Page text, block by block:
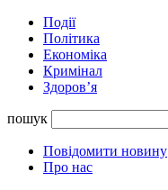
Події
Політика
Економіка
Кримінал
Здоров’я
пошук
Повідомити новину
Про нас